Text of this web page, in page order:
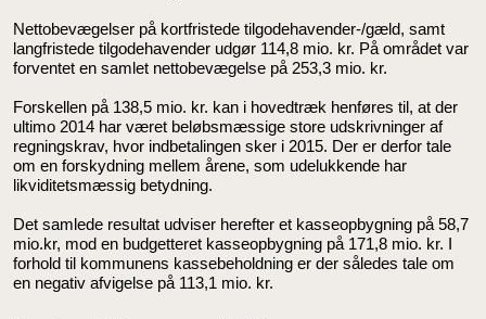
Nettobevægelser på kortfristede tilgodehavender-/gæld, samt
langfristede tilgodehavender udgør 114,8 mio. kr. På området var
forventet en samlet nettobevægelse på 253,3 mio. kr.
Forskellen på 138,5 mio. kr. kan i hovedtræk henføres til, at der
ultimo 2014 har været beløbsmæssige store udskrivninger af
regningskrav, hvor indbetalingen sker i 2015. Der er derfor tale
om en forskydning mellem årene, som udelukkende har
likviditetsmæssig betydning.
Det samlede resultat udviser herefter et kasseopbygning på 58,7
mio.kr, mod en budgetteret kasseopbygning på 171,8 mio. kr. I
forhold til kommunens kassebeholdning er der således tale om
en negativ afvigelse på 113,1 mio. kr.